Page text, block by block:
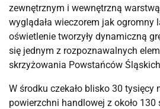
zewnętrznym i wewnętrzną
wyglądała wieczorem jak ogromny
oświetlenie tworzyły dynamiczną
się jednym z rozpoznawalnych
skrzyżowania Powstańców
W środku czekało blisko 30 tysięcy
powierzchni handlowej z około